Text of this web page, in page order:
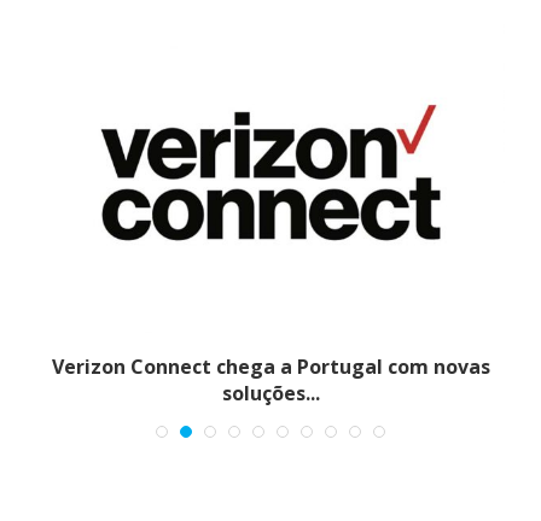
Verizon Connect chega a Portugal com novas
soluções...